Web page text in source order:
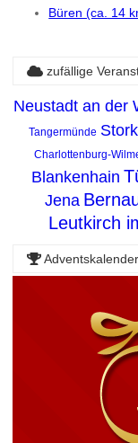
Büren (ca. 14
zufällige
Neustadt an der
Tangermünde
Charlottenburg-
Blankenhain
Jena
Leutkirch